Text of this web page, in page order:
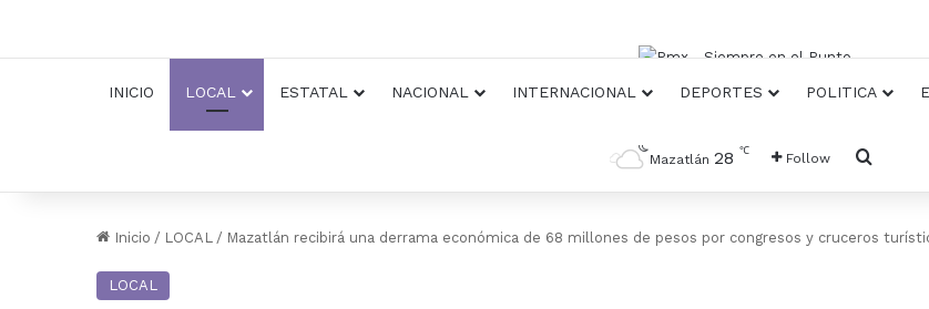
INICIO LOCAL ESTATAL NACIONAL INTERNACIONAL DEPORTES POLITICA
Mazatlán 28 ℃ Follow
Inicio / LOCAL / Mazatlán recibirá una derrama económica de 68 millones de pesos por congresos y cruceros
LOCAL